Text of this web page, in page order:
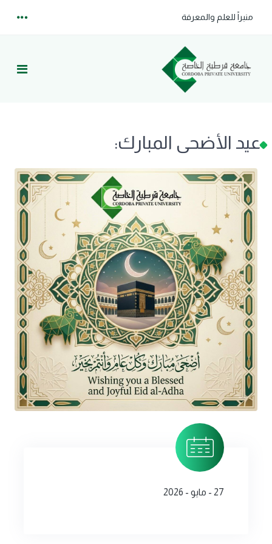
منبراً للعلم والمعرفة
عيد الأضحى المبارك:
27 - مايو - 2026